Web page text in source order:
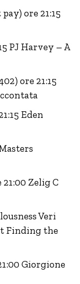
ore 21:15
PJ Harvey – A
ore 21:15
Eden
21:00 Zelig C
Veri
Finding the
Giorgione